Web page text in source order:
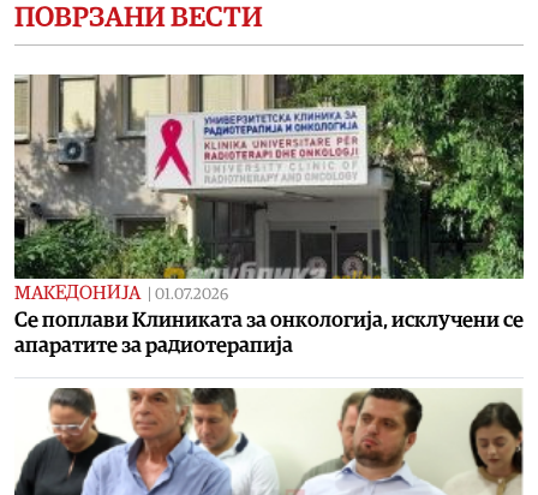
ПОВРЗАНИ ВЕСТИ
МАКЕДОНИЈА 01.07.2026
Се поплави Клиниката за онкологија, исклучени се
апаратите за радиотерапија